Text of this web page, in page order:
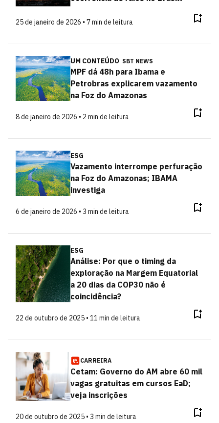
25 de janeiro de 2026 • 7 min de leitura
UM CONTEÚDO SBT NEWS
MPF dá 48h para Ibama e
Petrobras explicarem vazamento
na Foz do Amazonas
8 de janeiro de 2026 • 2 min de leitura
ESG
Vazamento interrompe perfuração
na Foz do Amazonas; IBAMA
investiga
6 de janeiro de 2026 • 3 min de leitura
ESG
Análise: Por que o timing da
exploração na Margem Equatorial
a 20 dias da COP30 não é
coincidência?
22 de outubro de 2025 • 11 min de leitura
CARREIRA
Cetam: Governo do AM abre 60 mil
vagas gratuitas em cursos EaD;
veja inscrições
20 de outubro de 2025 • 3 min de leitura